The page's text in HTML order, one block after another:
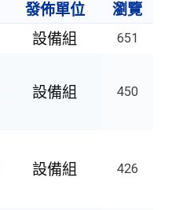
發佈單位
瀏覽
設備組 651
設備組 450
設備組 426